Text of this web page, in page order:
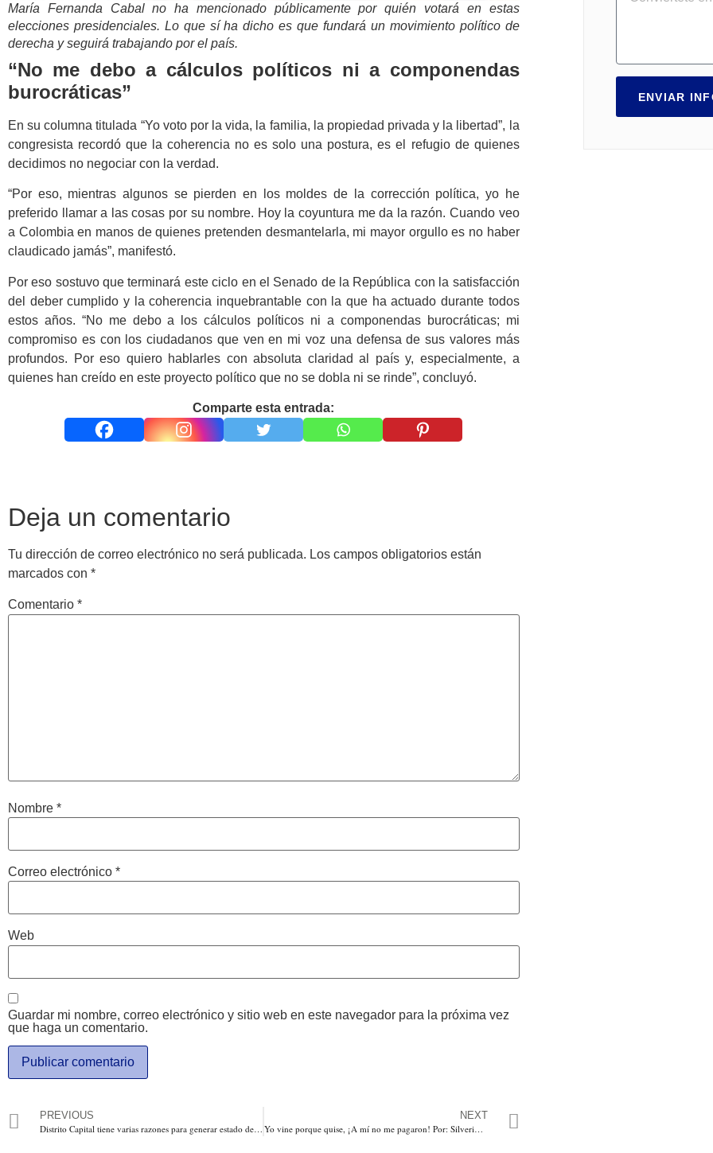
María Fernanda Cabal no ha mencionado públicamente por quién votará en estas
elecciones presidenciales. Lo que sí ha dicho es que fundará un movimiento político de
derecha y seguirá trabajando por el país.
“No me debo a cálculos políticos ni a componendas
burocráticas”
En su columna titulada “Yo voto por la vida, la familia, la propiedad privada y la libertad”, la
congresista recordó que la coherencia no es solo una postura, es el refugio de quienes
decidimos no negociar con la verdad.
“Por eso, mientras algunos se pierden en los moldes de la corrección política, yo he
preferido llamar a las cosas por su nombre. Hoy la coyuntura me da la razón. Cuando veo
a Colombia en manos de quienes pretenden desmantelarla, mi mayor orgullo es no haber
claudicado jamás”, manifestó.
Por eso sostuvo que terminará este ciclo en el Senado de la República con la satisfacción
del deber cumplido y la coherencia inquebrantable con la que ha actuado durante todos
estos años. “No me debo a los cálculos políticos ni a componendas burocráticas; mi
compromiso es con los ciudadanos que ven en mi voz una defensa de sus valores más
profundos. Por eso quiero hablarles con absoluta claridad al país y, especialmente, a
quienes han creído en este proyecto político que no se dobla ni se rinde”, concluyó.
Comparte esta entrada:
Deja un comentario
Tu dirección de correo electrónico no será publicada. Los campos obligatorios están
marcados con *
Comentario *
Nombre *
Correo electrónico *
Web
Guardar mi nombre, correo electrónico y sitio web en este navegador para la próxima vez
que haga un comentario.
PREVIOUS
Distrito Capital tiene varias razones para generar estado de alerta con la llegada de más indígenas
NEXT
Yo vine porque quise, ¡A mí no me pagaron! Por: Silverio José Herrera Caraballo
ENVIAR